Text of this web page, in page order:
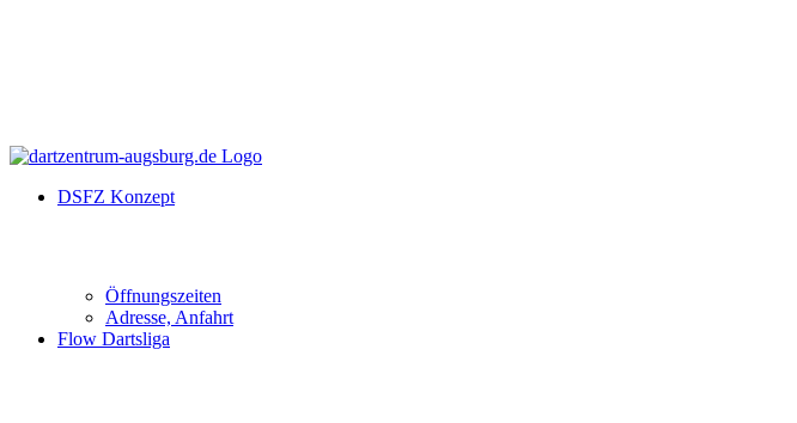
DSFZ Konzept
Öffnungszeiten
Adresse, Anfahrt
Flow Dartsliga